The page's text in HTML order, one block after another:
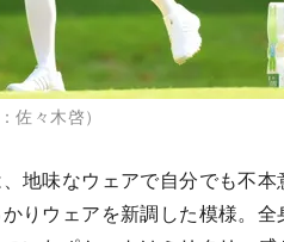
佐々木啓）
地味なウェアで自分でも不
りウェアを新調した模様。